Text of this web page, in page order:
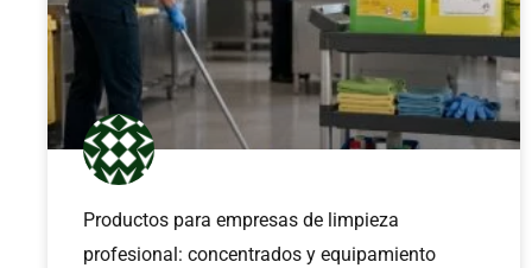
Productos para empresas de limpieza
profesional: concentrados y equipamiento